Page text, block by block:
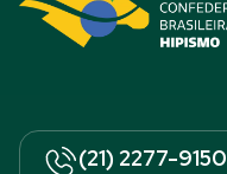
(21) 2277-9150